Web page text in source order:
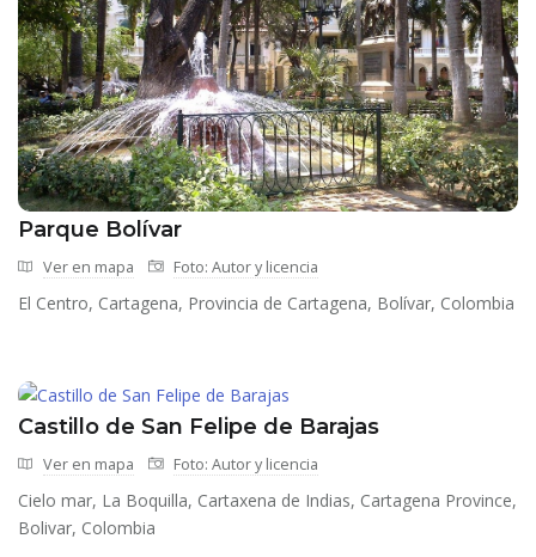
Parque Bolívar
Ver en mapa Foto: Autor y licencia
El Centro, Cartagena, Provincia de Cartagena, Bolívar, Colombia
Castillo de San Felipe de Barajas
Ver en mapa Foto: Autor y licencia
Cielo mar, La Boquilla, Cartaxena de Indias, Cartagena Province,
Bolivar, Colombia